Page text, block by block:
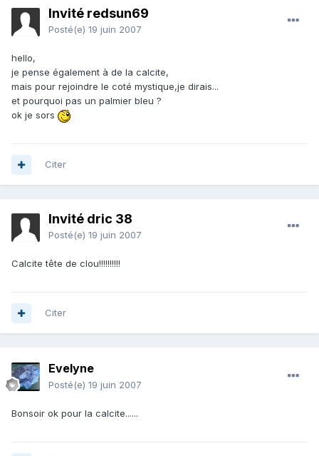
Invité redsun69
Posté(e) 19 juin 2007
hello,
je pense également à de la calcite,
mais pour rejoindre le coté mystique,je dirais...
et pourquoi pas un palmier bleu ?
ok je sors
Citer
Invité dric 38
Posté(e) 19 juin 2007
Calcite tête de clou!!!!!!!!!!
Citer
Evelyne
Posté(e) 19 juin 2007
Bonsoir ok pour la calcite......